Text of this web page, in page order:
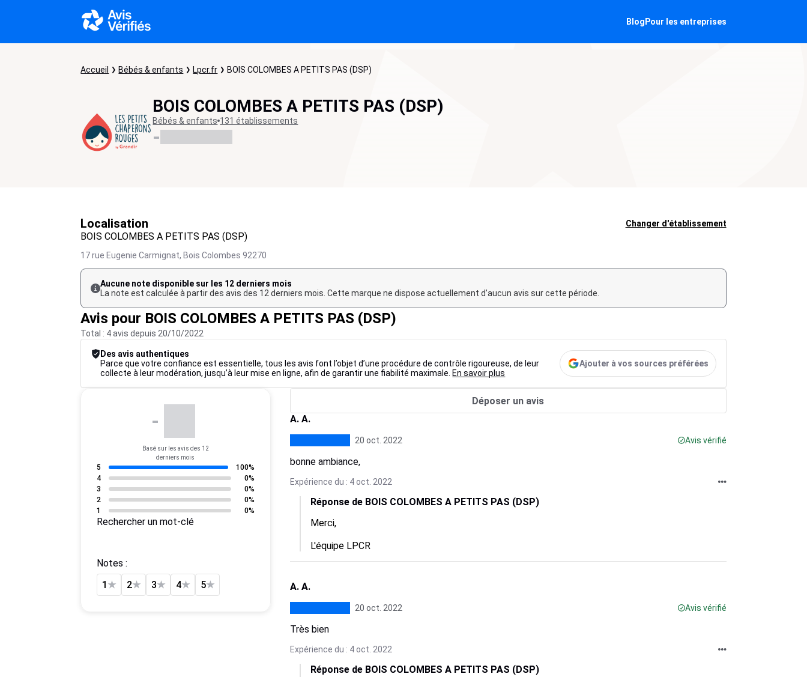
Blog Pour les entreprises
Accueil Bébés & enfants Lpcr.fr BOIS COLOMBES A PETITS PAS (DSP)
BOIS COLOMBES A PETITS PAS (DSP)
Bébés & enfants 131 établissements
-
Localisation Changer d'établissement
BOIS COLOMBES A PETITS PAS (DSP)
17 rue Eugenie Carmignat, Bois Colombes 92270
Aucune note disponible sur les 12 derniers mois
La note est calculée à partir des avis des 12 derniers mois. Cette marque ne dispose actuellement d’aucun avis sur cette période.
Avis pour BOIS COLOMBES A PETITS PAS (DSP)
Total : 4 avis depuis 20/10/2022
Des avis authentiques
Parce que votre confiance est essentielle, tous les avis font l’objet d’une procédure de contrôle rigoureuse, de leur
collecte à leur modération, jusqu’à leur mise en ligne, afin de garantir une fiabilité maximale. En savoir plus
Ajouter à vos sources préférées
-
Basé sur les avis des 12
derniers mois
5
100%
4
0%
3
0%
2
0%
1
0%
Rechercher un mot-clé
Notes :
1 ★ 2★ 3★ 4★ 5★
Déposer un avis
A. A.
20 oct. 2022 Avis vérifié
bonne ambiance,
Expérience du : 4 oct. 2022
Réponse de BOIS COLOMBES A PETITS PAS (DSP)
Merci,
L'équipe LPCR
A. A.
20 oct. 2022 Avis vérifié
Très bien
Expérience du : 4 oct. 2022
Réponse de BOIS COLOMBES A PETITS PAS (DSP)